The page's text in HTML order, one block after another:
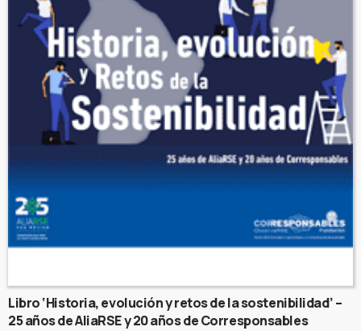
Libro ‘Historia, evolución y retos de la sostenibilidad’ –
25 años de AliaRSE y 20 años de Corresponsables